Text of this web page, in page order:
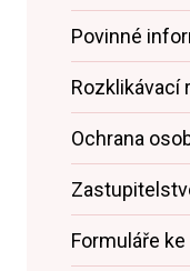
Povinné
Rozklikávací
Ochrana
Formuláře